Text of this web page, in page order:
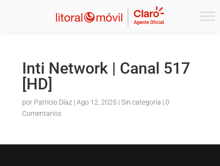
Inti Network | Canal 517
[HD]
por Patricio Díaz | Ago 12, 2025 | Sin categoría | 0
Comentarios